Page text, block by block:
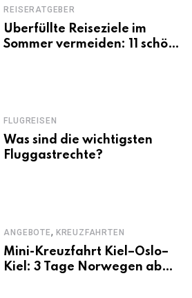
REISERATGEBER
Überfüllte Reiseziele im
Sommer vermeiden: 11 schöne
FLUGREISEN
Was sind die wichtigsten
Fluggastrechte?
ANGEBOTE, KREUZFAHRTEN
Mini-Kreuzfahrt Kiel–Oslo–
Kiel: 3 Tage Norwegen ab